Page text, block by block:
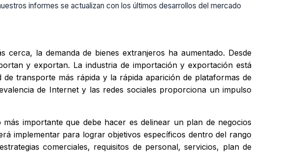
informes se actualizan con los últimos desarrollos del mercado
la demanda de bienes extranjeros ha aumentado. Desde
y exportan. La industria de importación y exportación está
transporte más rápida y la rápida aparición de plataformas de
de Internet y las redes sociales proporciona un impulso
importante que debe hacer es delinear un plan de negocios
implementar para lograr objetivos específicos dentro del rango
comerciales, requisitos de personal, servicios, plan de